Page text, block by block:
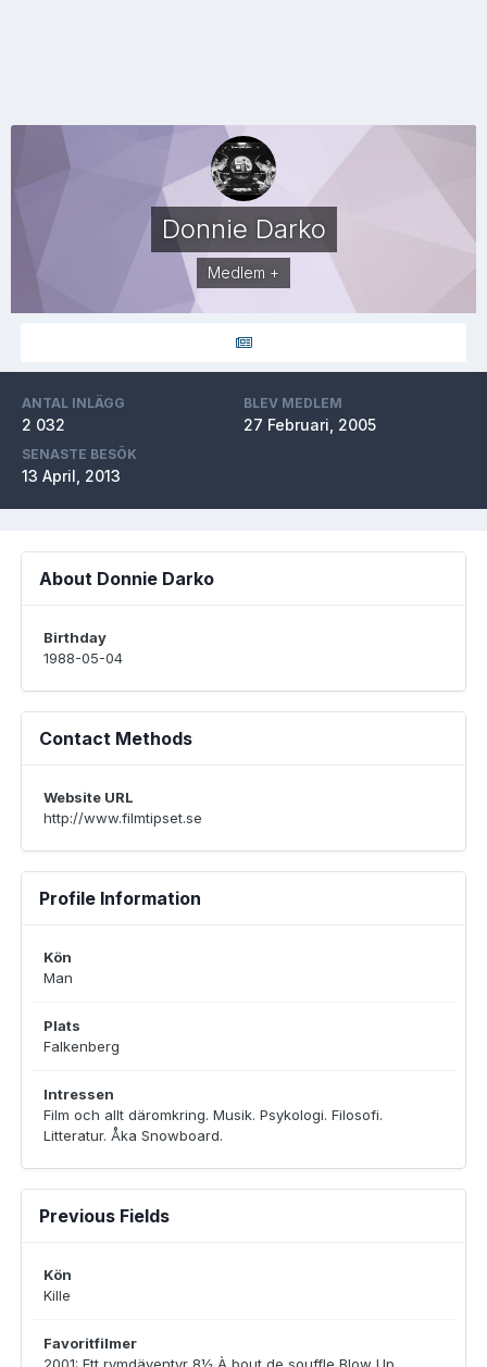
Donnie Darko
Medlem +
ANTAL INLÄGG
2 032
BLEV MEDLEM
27 Februari, 2005
SENASTE BESÖK
13 April, 2013
About Donnie Darko
Birthday
1988-05-04
Contact Methods
Website URL
http://www.filmtipset.se
Profile Information
Kön
Man
Plats
Falkenberg
Intressen
Film och allt däromkring. Musik. Psykologi. Filosofi.
Litteratur. Åka Snowboard.
Previous Fields
Kön
Kille
Favoritfilmer